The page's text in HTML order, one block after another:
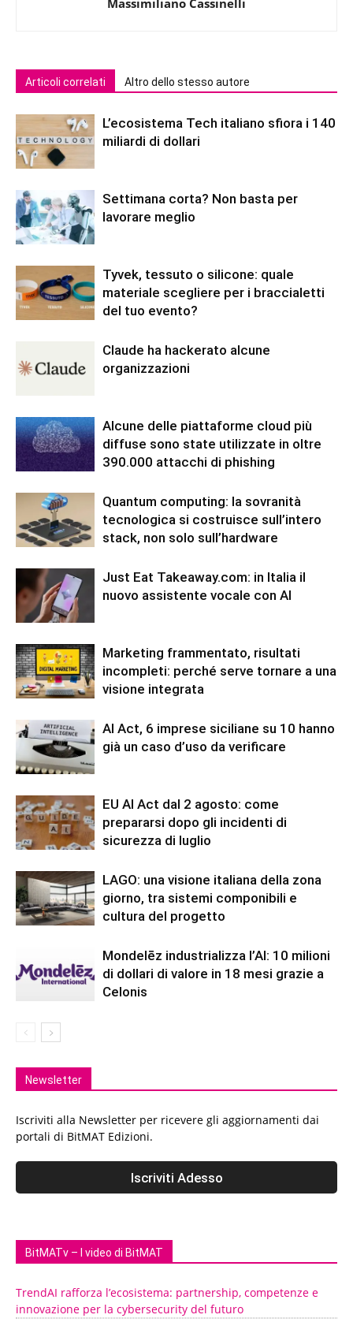
Articoli correlati Altro dello stesso autore
L’ecosistema Tech italiano sfiora i 140
miliardi di dollari
Settimana corta? Non basta per
lavorare meglio
Tyvek, tessuto o silicone: quale
materiale scegliere per i braccialetti
del tuo evento?
Claude ha hackerato alcune
organizzazioni
Alcune delle piattaforme cloud più
diffuse sono state utilizzate in oltre
390.000 attacchi di phishing
Quantum computing: la sovranità
tecnologica si costruisce sull’intero
stack, non solo sull’hardware
Just Eat Takeaway.com: in Italia il
nuovo assistente vocale con AI
Marketing frammentato, risultati
incompleti: perché serve tornare a una
visione integrata
AI Act, 6 imprese siciliane su 10 hanno
già un caso d’uso da verificare
EU AI Act dal 2 agosto: come
prepararsi dopo gli incidenti di
sicurezza di luglio
LAGO: una visione italiana della zona
giorno, tra sistemi componibili e
cultura del progetto
Mondelēz industrializza l’AI: 10 milioni
di dollari di valore in 18 mesi grazie a
Celonis
Newsletter
Iscriviti alla Newsletter per ricevere gli aggiornamenti dai
portali di BitMAT Edizioni.
BitMATv – I video di BitMAT
TrendAI rafforza l’ecosistema: partnership, competenze e
innovazione per la cybersecurity del futuro